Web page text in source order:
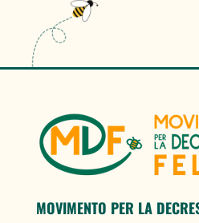
MOVIMENTO PER LA